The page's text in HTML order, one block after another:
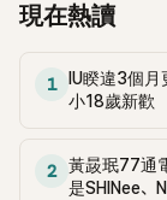
現在熱讀
1
IU睽違3個
小18歲新歡
2
黃晸珉77通
是SHINee、